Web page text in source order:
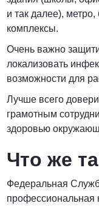
и так далее),
комплексы.
Очень важно
локализовать
возможности для
Лучше всего
грамотным
здоровью
Что же
Федеральная
профессиональная